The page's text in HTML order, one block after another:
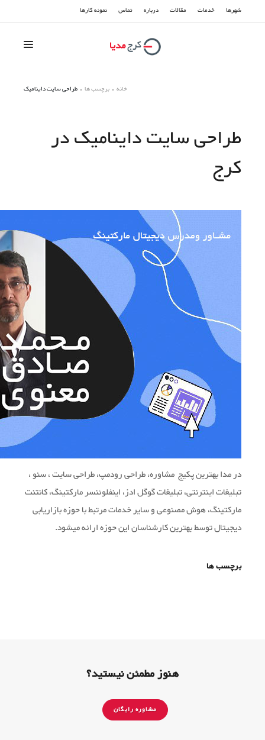
شهرها خدمات مقالات درباره تماس نمونه کارها
سوشیال مدیا
تبلیغات گوگل
خانه برچسب ها طراحی سایت داینامیک
طراحی سایت داینامیک در
کرج
در مدا بهترین پکیج مشاوره، طراحی رودمپ، طراحی سایت ، سئو ،
تبلیغات اینترنتی، تبلیغات گوگل ادز، اینفلوئنسر مارکتینگ، کانتنت
مارکتینگ، هوش مصنوعی و سایر خدمات مرتبط با حوزه بازاریابی
دیجیتال توسط بهترین کارشناسان این حوزه ارائه میشود.
برچسب ها
هنوز مطمئن نیستید؟
مشاوره رایگان